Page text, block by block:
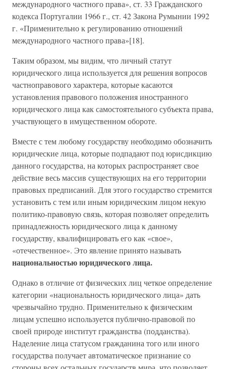
международного частного права», ст. 33 Гражданского
кодекса Португалии 1966 г., ст. 42 Закона Румынии 1992
г. «Применительно к регулированию отношений
международного частного права»[18].
Таким образом, мы видим, что личный статут
юридического лица используется для решения вопросов
частноправового характера, которые касаются
установления правового положения иностранного
юридического лица как самостоятельного субъекта права,
участвующего в имущественном обороте.
Вместе с тем любому государству необходимо обозначить
юридические лица, которые подпадают под юрисдикцию
данного государства, на которых распространяет свое
действие весь массив существующих на его территории
правовых предписаний. Для этого государство стремится
установить с тем или иным юридическим лицом некую
политико-правовую связь, которая позволяет определить
принадлежность юридического лица к данному
государству, квалифицировать его как «свое»,
«отечественное». Это явление принято называть
национальностьююридического лица.
Однако в отличие от физических лиц четкое определение
категории «национальность юридического лица» дать
чрезвычайно трудно. Применительно к физическим
лицам успешно используется публично-правовой по
своей природе институт гражданства (подданства).
Наделение лица статусом гражданина того или иного
государства получает автоматическое признание со